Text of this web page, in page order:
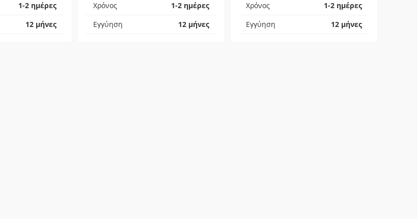
1-2 ημέρες
12 μήνες
Χρόνος
1-2 ημέρες
Εγγύηση
12 μήνες
Χρόνος
1-2 ημέρες
Εγγύηση
12 μήνες